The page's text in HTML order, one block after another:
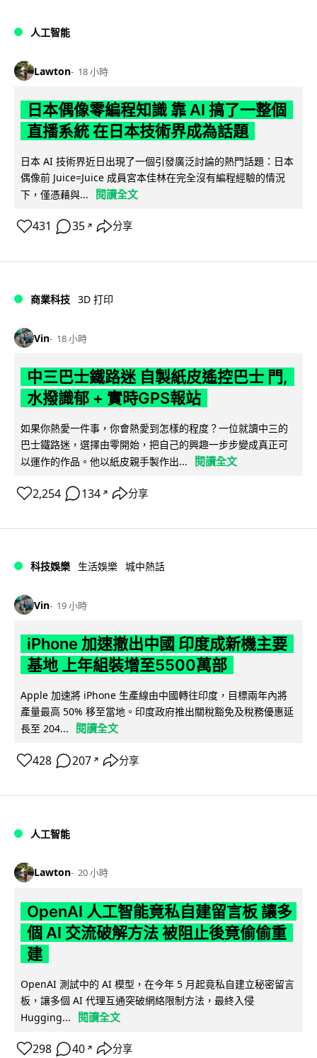
人工智能
Lawton 18 小時
日本偶像零編程知識 靠 AI 搞了一整個
直播系統 在日本技術界成為話題
日本 AI 技術界近日出現了一個引發廣泛討論的熱門話題：日本
偶像前 Juice=Juice 成員宮本佳林在完全沒有編程經驗的情況
下，僅憑藉與...
閱讀全文
431 35 ↗ 分享
商業科技 3D 打印
Vin 18 小時
中三巴士鐵路迷 自製紙皮遙控巴士 門,
水撥識郁 + 實時GPS報站
如果你熱愛一件事，你會熱愛到怎樣的程度？一位就讀中三的
巴士鐵路迷，選擇由零開始，把自己的興趣一步步變成真正可
以運作的作品。他以紙皮親手製作出...
閱讀全文
2,254 134 ↗ 分享
科技娛樂 生活娛樂 城中熱話
Vin 19 小時
iPhone 加速撤出中國 印度成新機主要
基地 上年組裝增至5500萬部
Apple 加速將 iPhone 生產線由中國轉往印度，目標兩年內將
產量最高 50% 移至當地。印度政府推出關稅豁免及稅務優惠延
長至 204...
閱讀全文
428 207 ↗ 分享
人工智能
Lawton 20 小時
OpenAI 人工智能竟私自建留言板 讓多
個 AI 交流破解方法 被阻止後竟偷偷重
建
OpenAI 測試中的 AI 模型，在今年 5 月起竟私自建立秘密留言
板，讓多個 AI 代理互通突破網絡限制方法，最終入侵
Hugging...
閱讀全文
298 40 ↗ 分享